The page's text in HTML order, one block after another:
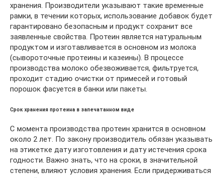
хранения. Производители указывают такие временные
рамки, в течении которых, использование добавок будет
гарантировано безопасным и продукт сохранит все
заявленные свойства. Протеин является натуральным
продуктом и изготавливается в основном из молока
(сывороточные протеины и казеины). В процессе
производства молоко обезвоживается, фильтруется,
проходит стадию очистки от примесей и готовый
порошок фасуется в банки или пакеты.
Срок хранения протеина в запечатанном виде
С момента производства протеин хранится в основном
около 2 лет. По закону производитель обязан указывать
на этикетке дату изготовления и дату истечения срока
годности. Важно знать, что на сроки, в значительной
степени, влияют условия хранения. Если придерживаться